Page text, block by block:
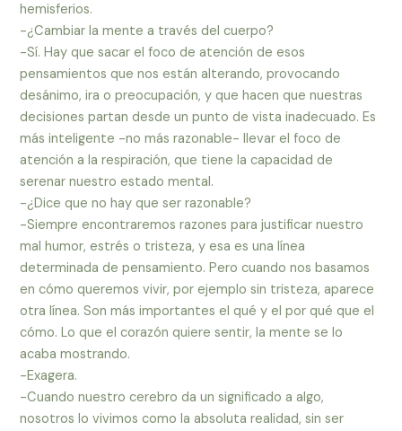
hemisferios.
-¿Cambiar la mente a través del cuerpo?
-Sí. Hay que sacar el foco de atención de esos
pensamientos que nos están alterando, provocando
desánimo, ira o preocupación, y que hacen que nuestras
decisiones partan desde un punto de vista inadecuado. Es
más inteligente -no más razonable- llevar el foco de
atención a la respiración, que tiene la capacidad de
serenar nuestro estado mental.
-¿Dice que no hay que ser razonable?
-Siempre encontraremos razones para justificar nuestro
mal humor, estrés o tristeza, y esa es una línea
determinada de pensamiento. Pero cuando nos basamos
en cómo queremos vivir, por ejemplo sin tristeza, aparece
otra línea. Son más importantes el qué y el por qué que el
cómo. Lo que el corazón quiere sentir, la mente se lo
acaba mostrando.
-Exagera.
-Cuando nuestro cerebro da un significado a algo,
nosotros lo vivimos como la absoluta realidad, sin ser